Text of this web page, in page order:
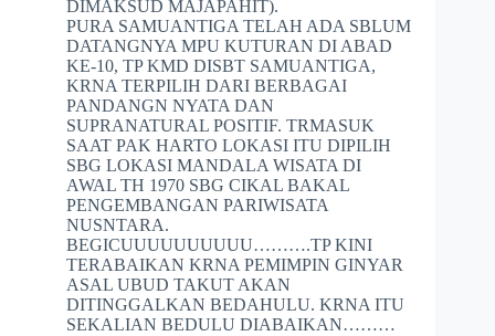
DIMAKSUD MAJAPAHIT).
PURA SAMUANTIGA TELAH ADA SBLUM
DATANGNYA MPU KUTURAN DI ABAD
KE-10, TP KMD DISBT SAMUANTIGA,
KRNA TERPILIH DARI BERBAGAI
PANDANGN NYATA DAN
SUPRANATURAL POSITIF. TRMASUK
SAAT PAK HARTO LOKASI ITU DIPILIH
SBG LOKASI MANDALA WISATA DI
AWAL TH 1970 SBG CIKAL BAKAL
PENGEMBANGAN PARIWISATA
NUSNTARA.
BEGICUUUUUUUUUU……….TP KINI
TERABAIKAN KRNA PEMIMPIN GINYAR
ASAL UBUD TAKUT AKAN
DITINGGALKAN BEDAHULU. KRNA ITU
SEKALIAN BEDULU DIABAIKAN………